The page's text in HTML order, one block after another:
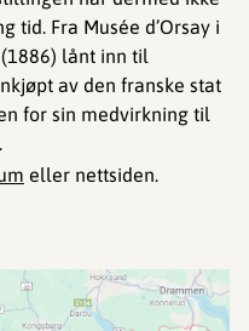
Fra Musée d’Orsay i
lånt inn til
av den franske stat
for sin medvirkning til
eller nettsiden.